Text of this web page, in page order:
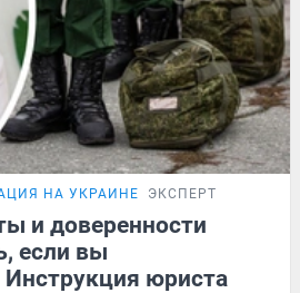
НА УКРАИНЕ ЭКСПЕРТ
и доверенности
если вы
юриста